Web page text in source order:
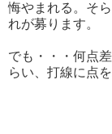
悔やまれる。そ
れが募ります。
でも・・・何点
らい、打線に点